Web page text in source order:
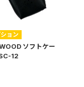
ョン
ソフトケー
12